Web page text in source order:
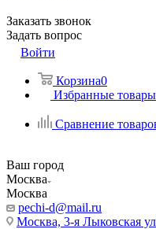
Заказать звонок
Задать вопрос
Войти
Корзина0
Избранные товары
Сравнение
Ваш город
Москва
Москва
pechi-d@mail.ru
Москва, 3-я Лыковская